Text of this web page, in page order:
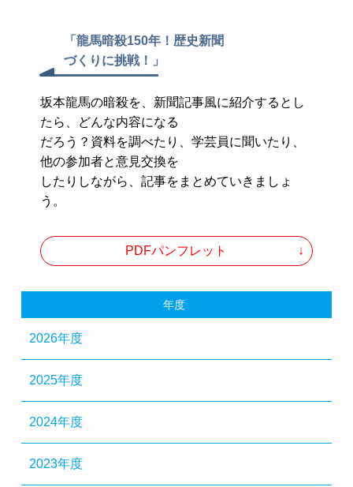
「龍馬暗殺150年！歴史新聞
づくりに挑戦！」
坂本龍馬の暗殺を、新聞記事風に紹介するとし
たら、どんな内容になる
だろう？資料を調べたり、学芸員に聞いたり、
他の参加者と意見交換を
したりしながら、記事をまとめていきましょ
う。
PDFパンフレット
年度
2026年度
2025年度
2024年度
2023年度